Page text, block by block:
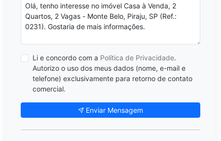
Li e concordo com a Política de Privacidade.
Autorizo o uso dos meus dados (nome, e-mail e
telefone) exclusivamente para retorno de contato
comercial.
Enviar Mensagem